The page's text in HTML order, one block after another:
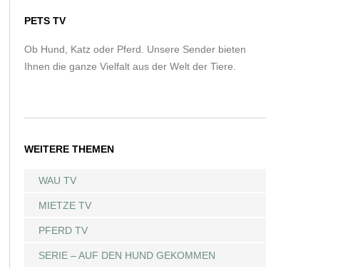
PETS TV
Ob Hund, Katz oder Pferd. Unsere Sender bieten
Ihnen die ganze Vielfalt aus der Welt der Tiere.
WEITERE THEMEN
WAU TV
MIETZE TV
PFERD TV
SERIE – AUF DEN HUND GEKOMMEN